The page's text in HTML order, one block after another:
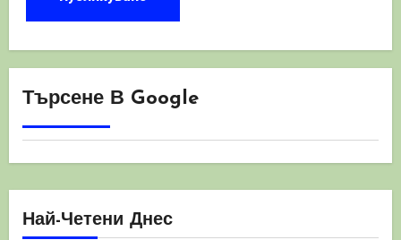
Търсене В Google
Най-Четени Днес